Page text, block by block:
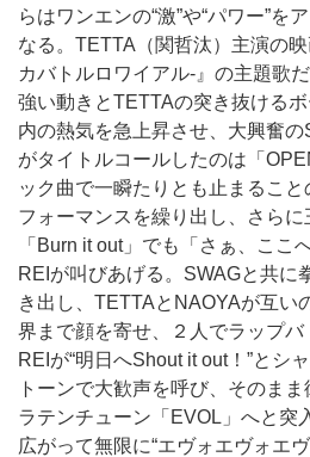
らはワンエンの“激”や“パワー”を
なる。TETTA（関哲汰）主演の
カバトルロワイアル-』の主題歌
強い動きとTETTAの突き抜ける
内の熱気を急上昇させ、大興奮
がタイトルコールしたのは「
ック曲で一瞬たりとも止まるこ
フォーマンスを繰り出し、さら
「Burn it out」でも「さぁ、ここ
REIが叫びあげる。SWAGと共に
き出し、TETTAとNAOYAが互い
界まで顔を寄せ、２人でラップ
REIが“明日へShout it out！”とシ
トーンで大歓声を呼び、そのま
ラテンチューン「EVOL」へと突
広がって無限に“エヴォエヴォエ